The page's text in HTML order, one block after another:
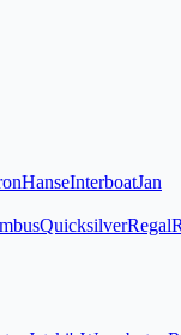
HanseInterboatJan
QuicksilverRegal